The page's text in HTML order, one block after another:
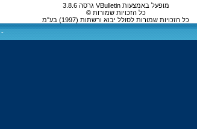
מופעל באמצעות VBulletin גרסה 3.8.6
כל הזכויות שמורות ©
כל הזכויות שמורות לסולל יבוא ורשתות (1997) בע"מ
-